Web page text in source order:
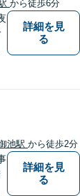
から徒歩6分
詳細を見
る
池駅 から徒歩2分
詳細を見
る